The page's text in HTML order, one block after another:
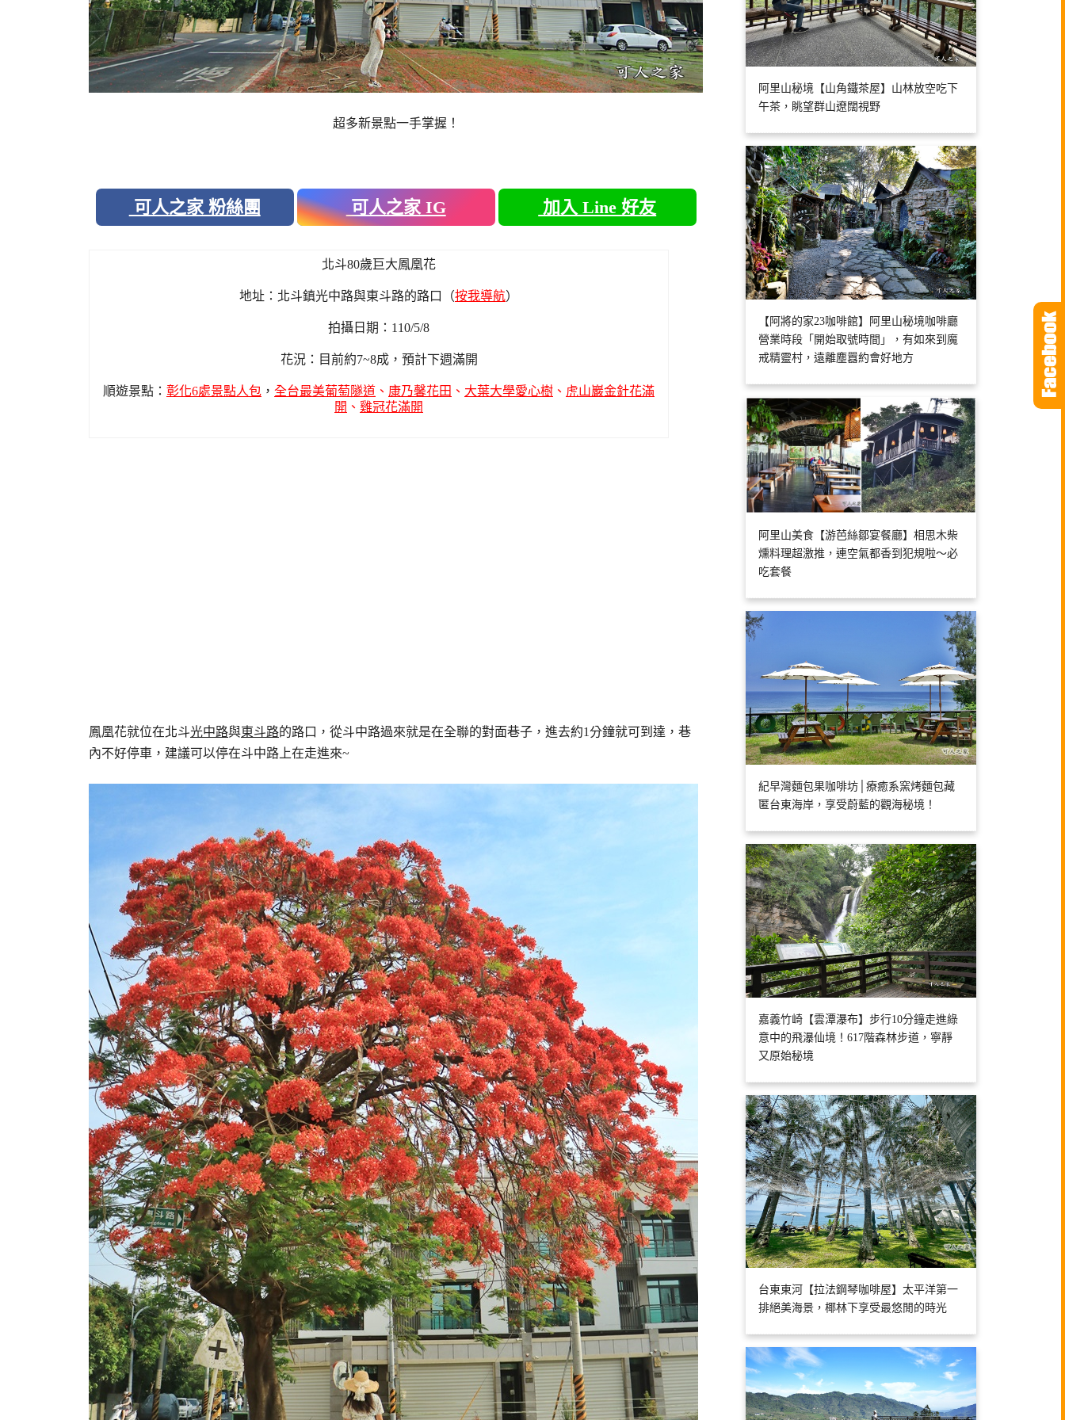
超多新景點一手掌握！
可人之家 粉絲團 可人之家 IG 加入 Line 好友
北斗80歲巨大鳳凰花
地址：北斗鎮光中路與東斗路的路口（按我導航）
拍攝日期：110/5/8
花況：目前約7~8成，預計下週滿開
順遊景點： 彰化6處景點人包 ， 全台最美葡萄隧道 、 康乃馨花田 、 大葉大學愛心樹 、 虎山巖金針花滿
開 、 雞冠花滿開
鳳凰花就位在北斗光中路與東斗路的路口，從斗中路過來就是在全聯的對面巷子，進去約1分鐘就可到達，巷
內不好停車，建議可以停在斗中路上在走進來~
阿里山秘境【山角鐵茶屋】山林放空吃下
午茶，眺望群山遼闊視野
【阿將的家23咖啡館】阿里山秘境咖啡廳
營業時段「開始取號時間」，有如來到魔
戒精靈村，遠離塵囂約會好地方
阿里山美食【游芭絲鄒宴餐廳】相思木柴
燻料理超激推，連空氣都香到犯規啦～必
吃套餐
紀早灣麵包果咖啡坊│療癒系窯烤麵包藏
匿台東海岸，享受蔚藍的觀海秘境！
嘉義竹崎【雲潭瀑布】步行10分鐘走進綠
意中的飛瀑仙境！617階森林步道，寧靜
又原始秘境
台東東河【拉法鋼琴咖啡屋】太平洋第一
排絕美海景，椰林下享受最悠閒的時光